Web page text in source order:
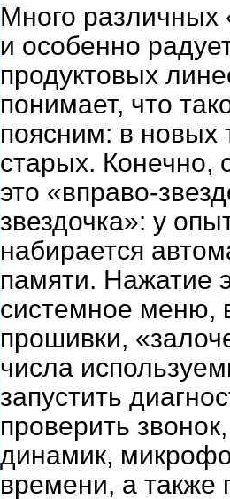
Много
и особенно
продуктовых
понимает, что
поясним: в новых
старых. Конечно,
это «вправо-
звездочка»: у
набирается
памяти. Нажатие
системное меню,
прошивки,
числа
запустить
проверить
динамик,
времени, а также